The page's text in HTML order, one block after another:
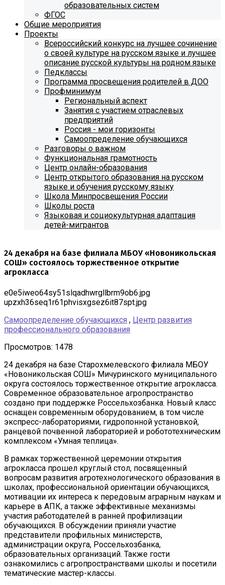
образовательных систем
ФГОС
Общие мероприятия
Проекты
Всероссийский конкурс на лучшее сочинение
о своей культуре на русском языке и лучшее
описание русской культуры на родном языке
Педклассы
Программа просвещения родителей в ДОО
Профминимум
Региональный аспект
Занятия с участием отраслевых
предприятий
Россия - мои горизонты
Самоопределение обучающихся
Разговоры о важном
Функциональная грамотность
Центр онлайн-образования
Центр открытого образования на русском
языке и обучения русскому языку
Школа Минпросвещения России
Школы роста
Языковая и социокультурная адаптация
детей-мигрантов
24 декабря на базе филиала МБОУ «Новоникольская
СОШ» состоялось торжественное открытие
агрокласса
e0e5iweo64sy51slqadhwrgllbrm9ob6.jpg
upzxh36seq1r61phvisxgsez6it87spt.jpg
Самоопределение обучающихся , Центр развития
профессионального образования
Просмотров: 1478
24 декабря на базе Старохмелевского филиала МБОУ
«Новоникольская СОШ» Мичуринского муниципального
округа состоялось торжественное открытие агрокласса.
Современное образовательное агропространство
создано при поддержке Россельхозбанка. Новый класс
оснащен современным оборудованием, в том числе
экспресс-лабораториями, гидропонной установкой,
ранцевой почвенной лабораторией и робототехническим
комплексом «Умная теплица».
В рамках торжественной церемонии открытия
агрокласса прошел круглый стол, посвященный
вопросам развития агротехнологического образования в
школах, профессиональной ориентации обучающихся,
мотивации их интереса к передовым аграрным наукам и
карьере в АПК, а также эффективные механизмы
участия работодателей в ранней профилизации
обучающихся. В обсуждении приняли участие
представители профильных министерств,
администрации округа, Россельхозбанка,
образовательных организаций. Также гости
ознакомились с агропространствами школы и посетили
тематические мастер-классы.